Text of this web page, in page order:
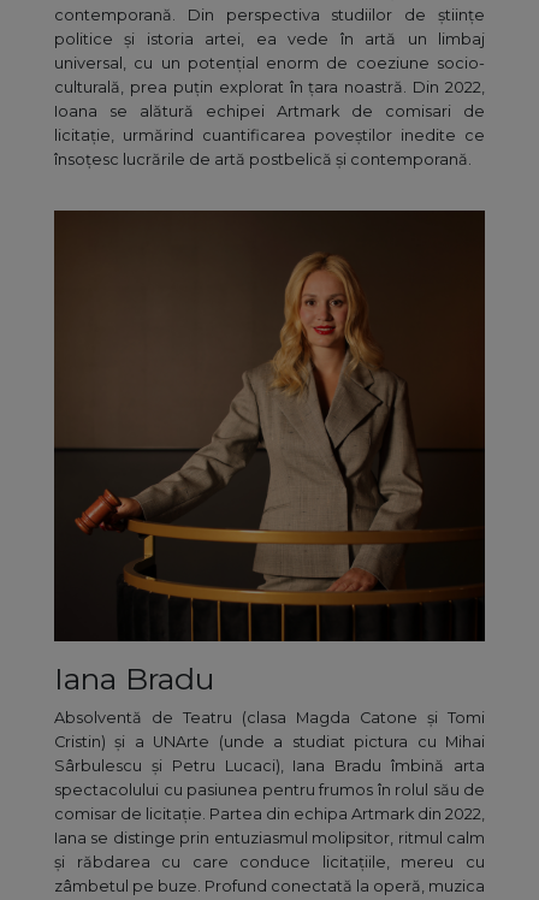
contemporană. Din perspectiva studiilor de științe
politice și istoria artei, ea vede în artă un limbaj
universal, cu un potențial enorm de coeziune socio-
culturală, prea puțin explorat în țara noastră. Din 2022,
Ioana se alătură echipei Artmark de comisari de
licitație, urmărind cuantificarea poveștilor inedite ce
însoțesc lucrările de artă postbelică și contemporană.
Iana Bradu
Absolventă de Teatru (clasa Magda Catone și Tomi
Cristin) și a UNArte (unde a studiat pictura cu Mihai
Sârbulescu și Petru Lucaci), Iana Bradu îmbină arta
spectacolului cu pasiunea pentru frumos în rolul său de
comisar de licitație. Partea din echipa Artmark din 2022,
Iana se distinge prin entuziasmul molipsitor, ritmul calm
și răbdarea cu care conduce licitațiile, mereu cu
zâmbetul pe buze. Profund conectată la operă, muzica